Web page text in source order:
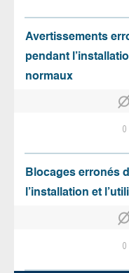
Avertissements
pendant
normaux
0
Blocages erronés
l’installation et
0